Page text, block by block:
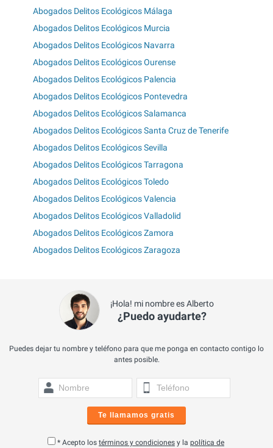
Abogados Delitos Ecológicos Málaga
Abogados Delitos Ecológicos Murcia
Abogados Delitos Ecológicos Navarra
Abogados Delitos Ecológicos Ourense
Abogados Delitos Ecológicos Palencia
Abogados Delitos Ecológicos Pontevedra
Abogados Delitos Ecológicos Salamanca
Abogados Delitos Ecológicos Santa Cruz de Tenerife
Abogados Delitos Ecológicos Sevilla
Abogados Delitos Ecológicos Tarragona
Abogados Delitos Ecológicos Toledo
Abogados Delitos Ecológicos Valencia
Abogados Delitos Ecológicos Valladolid
Abogados Delitos Ecológicos Zamora
Abogados Delitos Ecológicos Zaragoza
¡Hola! mi nombre es Alberto
¿Puedo ayudarte?
Puedes dejar tu nombre y teléfono para que me ponga en contacto contigo lo
antes posible.
Te llamamos gratis
* Acepto los términos y condiciones y la política de